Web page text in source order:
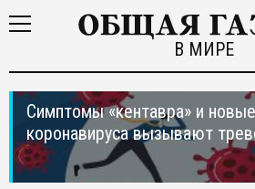
В МИРЕ
Симптомы «кентавра» и
коронавируса вызывают